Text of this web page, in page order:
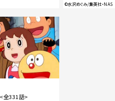
©水沢めぐみ/集英社・NAS
全331話>